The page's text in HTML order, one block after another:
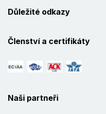
Důležité odkazy
Členství a certifikáty
Naši partneři